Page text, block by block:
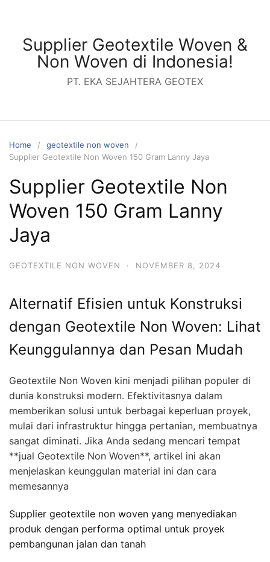
contentSupplier Geotextile Woven &
Non Woven di Indonesia!
PT. EKA SEJAHTERA GEOTEX
Home
geotextile non woven
Supplier Geotextile Non Woven 150 Gram Lanny Jaya
Supplier Geotextile Non
Woven 150 Gram Lanny
Jaya
GEOTEXTILE NON WOVEN · NOVEMBER 8, 2024
Alternatif Efisien untuk Konstruksi
dengan Geotextile Non Woven: Lihat
Keunggulannya dan Pesan Mudah
Geotextile Non Woven kini menjadi pilihan populer di
dunia konstruksi modern. Efektivitasnya dalam
memberikan solusi untuk berbagai keperluan proyek,
mulai dari infrastruktur hingga pertanian, membuatnya
sangat diminati. Jika Anda sedang mencari tempat
**jual Geotextile Non Woven**, artikel ini akan
menjelaskan keunggulan material ini dan cara
memesannya
Supplier geotextile non woven yang menyediakan
produk dengan performa optimal untuk proyek
pembangunan jalan dan tanah